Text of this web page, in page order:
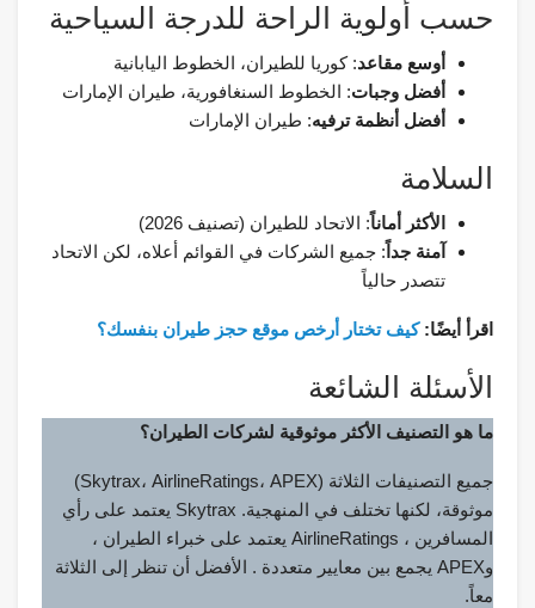
حسب أولوية الراحة للدرجة السياحية
أوسع مقاعد: كوريا للطيران، الخطوط اليابانية
أفضل وجبات: الخطوط السنغافورية، طيران الإمارات
أفضل أنظمة ترفيه: طيران الإمارات
السلامة
الأكثر أماناً: الاتحاد للطيران (تصنيف 2026)
آمنة جداً : جميع الشركات في القوائم أعلاه، لكن الاتحاد
تتصدر حالياً
اقرأ أيضًا:كيف تختار أرخص موقع حجز طيران بنفسك؟
الأسئلة الشائعة
ما هو التصنيف الأكثر موثوقية لشركات الطيران؟
جميع التصنيفات الثلاثة (Skytrax، AirlineRatings، APEX)
موثوقة، لكنها تختلف في المنهجية. Skytrax يعتمد على رأي
المسافرين ، AirlineRatings يعتمد على خبراء الطيران ،
وAPEX يجمع بين معايير متعددة . الأفضل أن تنظر إلى الثلاثة
معاً.